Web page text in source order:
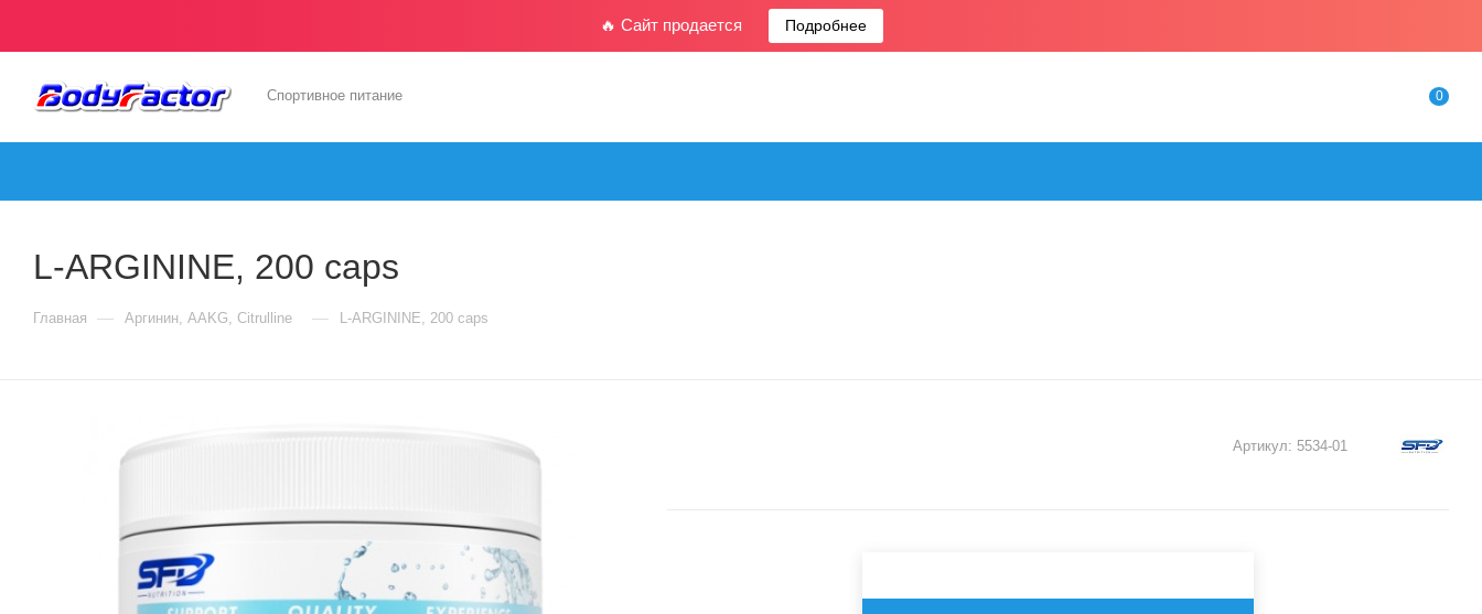
🔥 Сайт продается Подробнее
Спортивное питание 0
L-ARGININE, 200 caps
Главная — Аргинин, AAKG, Citrulline — L-ARGININE, 200 caps
Артикул: 5534-01